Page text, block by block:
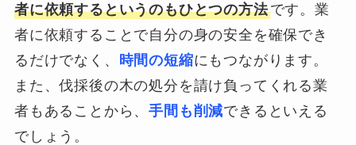
者に依頼するというのもひとつの方法です。業
者に依頼することで自分の身の安全を確保でき
るだけでなく、
時間の短縮にもつながります。
また、伐採後の木の処分を請け負ってくれる業
者もあることから、手間も削減できるといえる
でしょう。